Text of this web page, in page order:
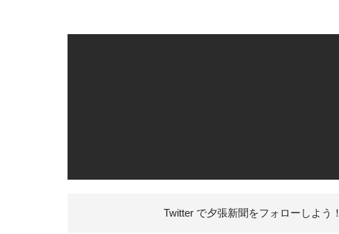
Twitter で夕張新聞をフォローしよう！